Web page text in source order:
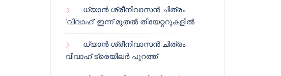
ധ്യാൻ ശ്രീനിവാസൻ ചിത്രം
‘വിവാഹ്’ ഇന്ന് മുതൽ തിയേറ്ററുകളിൽ
ധ്യാൻ ശ്രീനിവാസൻ ചിത്രം
വിവാഹ് ട്രെയിലർ പുറത്ത്